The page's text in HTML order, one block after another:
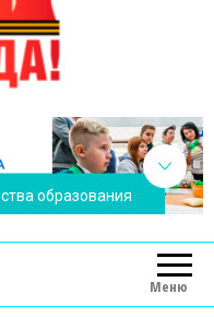
образования
Меню